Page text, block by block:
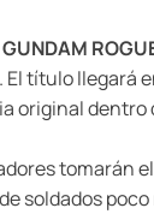
GUNDAM
. El título llegará
original dentro
tomarán
soldados